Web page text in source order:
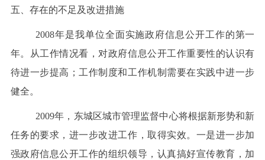
五、 存在的不足及改进措施
2008年是我单位全面实施政府信息公开工作的第一
年。从工作情况看，对政府信息公开工作重要性的认识有
待进一步提高；工作制度和工作机制需要在实践中进一步
健全。
2009年，东城区城市管理监督中心将根据新形势和新
任务的要求，进一步改进工作，取得实效。 一是进一步加
强政府信息公开工作的组织领导，认真搞好宣传教育， 加